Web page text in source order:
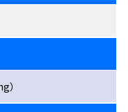
）